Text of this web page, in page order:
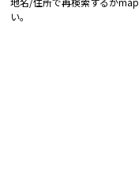
い。